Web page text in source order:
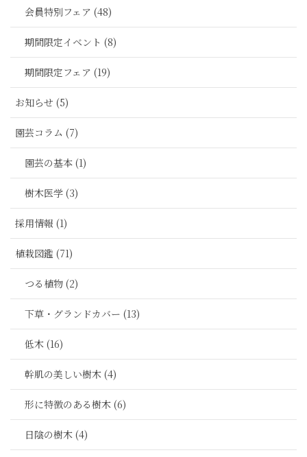
会員特別フェア (48)
期間限定イベント (8)
期間限定フェア (19)
お知らせ (5)
園芸コラム (7)
園芸の基本 (1)
樹木医学 (3)
採用情報 (1)
植栽図鑑 (71)
つる植物 (2)
下草・グランドカバー (13)
低木 (16)
幹肌の美しい樹木 (4)
形に特徴のある樹木 (6)
日陰の樹木 (4)